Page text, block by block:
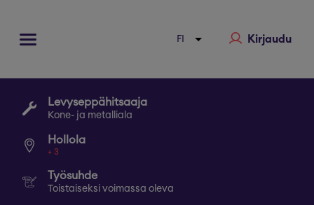
Kirjaudu
Levyseppähitsaaja
Kone- ja metalliala
Hollola
+ 3
Työsuhde
Toistaiseksi voimassa oleva